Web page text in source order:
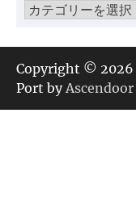
カ
ゴ
リ
ー
Copyright © 2026
Port byAscendoor